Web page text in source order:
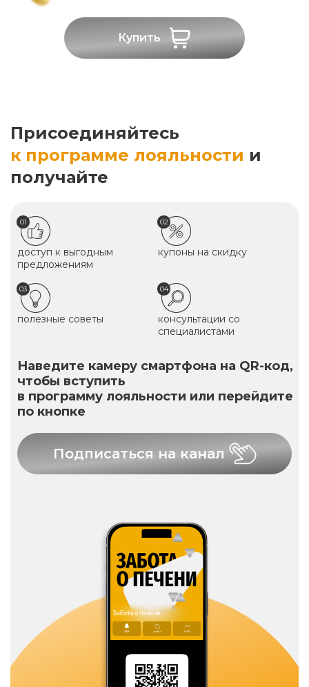
Купить
Присоединяйтесь
к программе лояльности и
получайте
01
доступ к выгодным
предложениям
02
купоны на скидку
03
полезные советы
04
консультации со
специалистами
Наведите камеру смартфона на QR-код,
чтобы вступить
в программу лояльности или перейдите
по кнопке
Подписаться на канал